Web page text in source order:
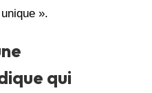
».
qui